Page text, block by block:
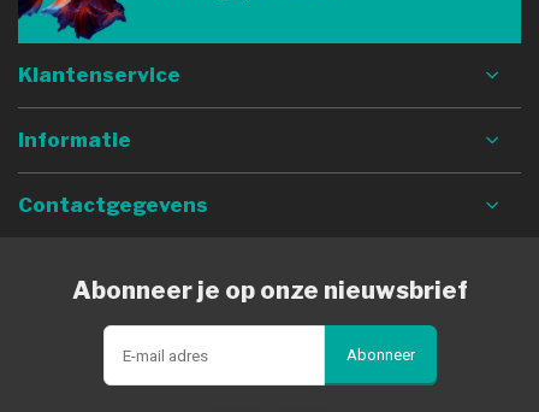
Klantenservice
Informatie
Contactgegevens
Abonneer je op onze nieuwsbrief
Abonneer